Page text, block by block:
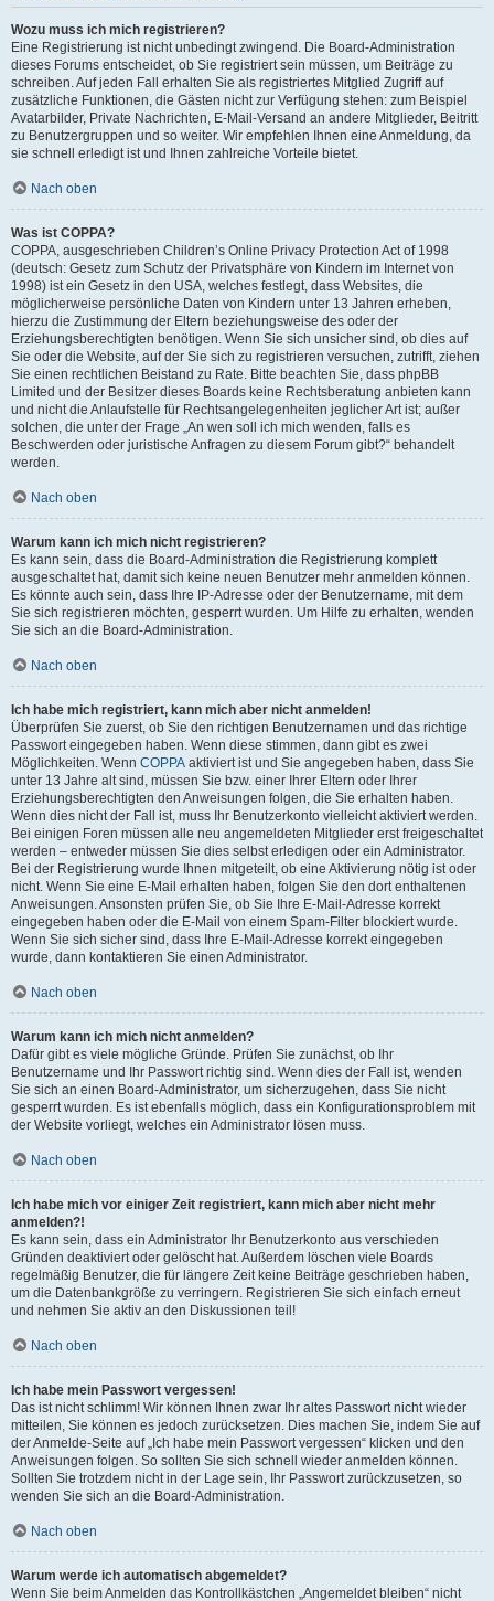
Wozu muss ich mich registrieren?
Eine Registrierung ist nicht unbedingt zwingend. Die Board-Administration
dieses Forums entscheidet, ob Sie registriert sein müssen, um Beiträge zu
schreiben. Auf jeden Fall erhalten Sie als registriertes Mitglied Zugriff auf
zusätzliche Funktionen, die Gästen nicht zur Verfügung stehen: zum Beispiel
Avatarbilder, Private Nachrichten, E-Mail-Versand an andere Mitglieder, Beitritt
zu Benutzergruppen und so weiter. Wir empfehlen Ihnen eine Anmeldung, da
sie schnell erledigt ist und Ihnen zahlreiche Vorteile bietet.
Nach oben
Was ist COPPA?
COPPA, ausgeschrieben Children’s Online Privacy Protection Act of 1998
(deutsch: Gesetz zum Schutz der Privatsphäre von Kindern im Internet von
1998) ist ein Gesetz in den USA, welches festlegt, dass Websites, die
möglicherweise persönliche Daten von Kindern unter 13 Jahren erheben,
hierzu die Zustimmung der Eltern beziehungsweise des oder der
Erziehungsberechtigten benötigen. Wenn Sie sich unsicher sind, ob dies auf
Sie oder die Website, auf der Sie sich zu registrieren versuchen, zutrifft, ziehen
Sie einen rechtlichen Beistand zu Rate. Bitte beachten Sie, dass phpBB
Limited und der Besitzer dieses Boards keine Rechtsberatung anbieten kann
und nicht die Anlaufstelle für Rechtsangelegenheiten jeglicher Art ist; außer
solchen, die unter der Frage „An wen soll ich mich wenden, falls es
Beschwerden oder juristische Anfragen zu diesem Forum gibt?“ behandelt
werden.
Nach oben
Warum kann ich mich nicht registrieren?
Es kann sein, dass die Board-Administration die Registrierung komplett
ausgeschaltet hat, damit sich keine neuen Benutzer mehr anmelden können.
Es könnte auch sein, dass Ihre IP-Adresse oder der Benutzername, mit dem
Sie sich registrieren möchten, gesperrt wurden. Um Hilfe zu erhalten, wenden
Sie sich an die Board-Administration.
Nach oben
Ich habe mich registriert, kann mich aber nicht anmelden!
Überprüfen Sie zuerst, ob Sie den richtigen Benutzernamen und das richtige
Passwort eingegeben haben. Wenn diese stimmen, dann gibt es zwei
Möglichkeiten. Wenn COPPA aktiviert ist und Sie angegeben haben, dass Sie
unter 13 Jahre alt sind, müssen Sie bzw. einer Ihrer Eltern oder Ihrer
Erziehungsberechtigten den Anweisungen folgen, die Sie erhalten haben.
Wenn dies nicht der Fall ist, muss Ihr Benutzerkonto vielleicht aktiviert werden.
Bei einigen Foren müssen alle neu angemeldeten Mitglieder erst freigeschaltet
werden – entweder müssen Sie dies selbst erledigen oder ein Administrator.
Bei der Registrierung wurde Ihnen mitgeteilt, ob eine Aktivierung nötig ist oder
nicht. Wenn Sie eine E-Mail erhalten haben, folgen Sie den dort enthaltenen
Anweisungen. Ansonsten prüfen Sie, ob Sie Ihre E-Mail-Adresse korrekt
eingegeben haben oder die E-Mail von einem Spam-Filter blockiert wurde.
Wenn Sie sich sicher sind, dass Ihre E-Mail-Adresse korrekt eingegeben
wurde, dann kontaktieren Sie einen Administrator.
Nach oben
Warum kann ich mich nicht anmelden?
Dafür gibt es viele mögliche Gründe. Prüfen Sie zunächst, ob Ihr
Benutzername und Ihr Passwort richtig sind. Wenn dies der Fall ist, wenden
Sie sich an einen Board-Administrator, um sicherzugehen, dass Sie nicht
gesperrt wurden. Es ist ebenfalls möglich, dass ein Konfigurationsproblem mit
der Website vorliegt, welches ein Administrator lösen muss.
Nach oben
Ich habe mich vor einiger Zeit registriert, kann mich aber nicht mehr
anmelden?!
Es kann sein, dass ein Administrator Ihr Benutzerkonto aus verschieden
Gründen deaktiviert oder gelöscht hat. Außerdem löschen viele Boards
regelmäßig Benutzer, die für längere Zeit keine Beiträge geschrieben haben,
um die Datenbankgröße zu verringern. Registrieren Sie sich einfach erneut
und nehmen Sie aktiv an den Diskussionen teil!
Nach oben
Ich habe mein Passwort vergessen!
Das ist nicht schlimm! Wir können Ihnen zwar Ihr altes Passwort nicht wieder
mitteilen, Sie können es jedoch zurücksetzen. Dies machen Sie, indem Sie auf
der Anmelde-Seite auf „Ich habe mein Passwort vergessen“ klicken und den
Anweisungen folgen. So sollten Sie sich schnell wieder anmelden können.
Sollten Sie trotzdem nicht in der Lage sein, Ihr Passwort zurückzusetzen, so
wenden Sie sich an die Board-Administration.
Nach oben
Warum werde ich automatisch abgemeldet?
Wenn Sie beim Anmelden das Kontrollkästchen „Angemeldet bleiben“ nicht